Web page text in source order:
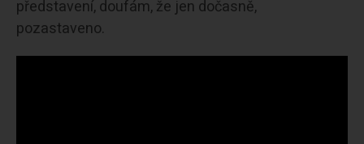
představení, doufám, že jen dočasně,
pozastaveno.